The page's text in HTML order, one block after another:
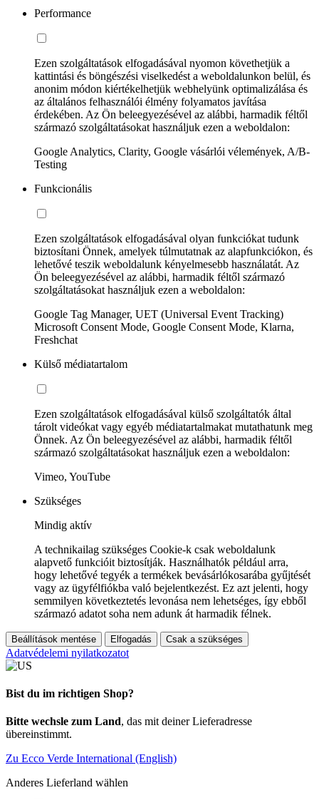
Performance
Ezen szolgáltatások elfogadásával nyomon követhetjük a
kattintási és böngészési viselkedést a weboldalunkon belül, és
anonim módon kiértékelhetjük webhelyünk optimalizálása és
az általános felhasználói élmény folyamatos javítása
érdekében. Az Ön beleegyezésével az alábbi, harmadik féltől
származó szolgáltatásokat használjuk ezen a weboldalon:
Google Analytics, Clarity, Google vásárlói vélemények, A/B-
Testing
Funkcionális
Ezen szolgáltatások elfogadásával olyan funkciókat tudunk
biztosítani Önnek, amelyek túlmutatnak az alapfunkciókon, és
lehetővé teszik weboldalunk kényelmesebb használatát. Az
Ön beleegyezésével az alábbi, harmadik féltől származó
szolgáltatásokat használjuk ezen a weboldalon:
Google Tag Manager, UET (Universal Event Tracking)
Microsoft Consent Mode, Google Consent Mode, Klarna,
Freshchat
Külső médiatartalom
Ezen szolgáltatások elfogadásával külső szolgáltatók által
tárolt videókat vagy egyéb médiatartalmakat mutathatunk meg
Önnek. Az Ön beleegyezésével az alábbi, harmadik féltől
származó szolgáltatásokat használjuk ezen a weboldalon:
Vimeo, YouTube
Szükséges
Mindig aktív
A technikailag szükséges Cookie-k csak weboldalunk
alapvető funkcióit biztosítják. Használhatók például arra,
hogy lehetővé tegyék a termékek bevásárlókosarába gyűjtését
vagy az ügyfélfiókba való bejelentkezést. Ez azt jelenti, hogy
semmilyen következtetés levonása nem lehetséges, így ebből
származó adatot soha nem adunk át harmadik félnek.
Beállítások mentése Elfogadás Csak a szükséges
Adatvédelemi nyilatkozatot
Bist du im richtigen Shop?
Bitte wechsle zum Land, das mit deiner Lieferadresse
übereinstimmt.
Zu Ecco Verde International (English)
Anderes Lieferland wählen